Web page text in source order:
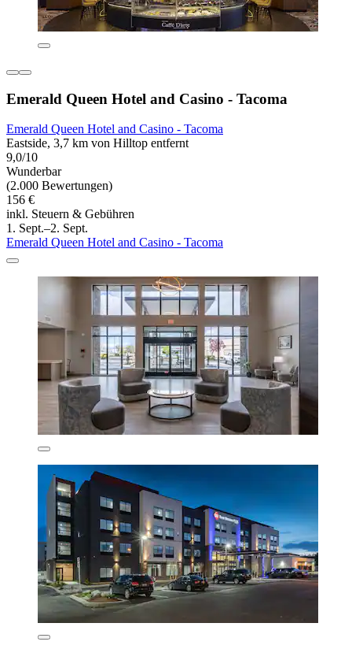
Emerald Queen Hotel and Casino - Tacoma
Emerald Queen Hotel and Casino - Tacoma
Eastside, 3,7 km von Hilltop entfernt
9,0/10
Wunderbar
(2.000 Bewertungen)
156 €
inkl. Steuern & Gebühren
1. Sept.–2. Sept.
Emerald Queen Hotel and Casino - Tacoma